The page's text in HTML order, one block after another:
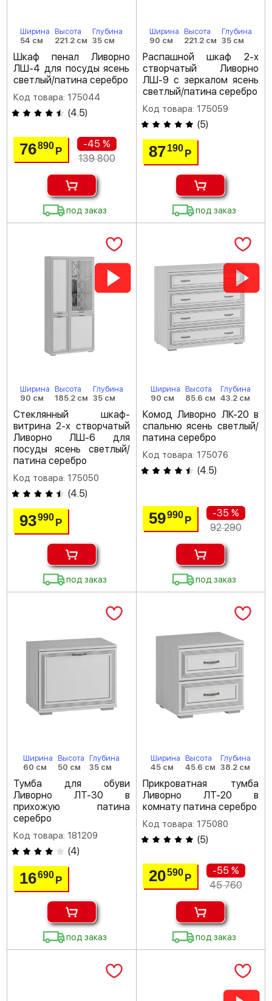
Ширина
54 см
Высота
221.2 см
Глубина
35 см
Шкаф пенал Ливорно
ЛШ-4 для посуды ясень
светлый/патина серебро
Код товара: 175044
(4.5)
76890Р
-45 %
139 800
под заказ
Ширина
90 см
Высота
221.2 см
Глубина
35 см
Распашной шкаф 2-х
створчатый Ливорно
ЛШ-9 с зеркалом ясень
светлый/патина серебро
Код товара: 175059
(5)
87 190 Р
под заказ
Ширина
90 см
Высота
185.2 см
Глубина
35 см
Стеклянный шкаф-
витрина 2-х створчатый
Ливорно ЛШ-6 для
посуды ясень светлый/
патина серебро
Код товара: 175050
(4.5)
93990Р
под заказ
Ширина
90 см
Высота
85.6 см
Глубина
43.2 см
Комод Ливорно ЛК-20 в
спальню ясень светлый/
патина серебро
Код товара: 175076
(4.5)
59990 Р
-35 %
92 290
под заказ
Ширина
60 см
Высота
50 см
Глубина
35 см
Тумба для обуви
Ливорно ЛТ-30 в
прихожую патина
серебро
Код товара: 181209
(4)
16690Р
под заказ
Ширина
45 см
Высота
45.6 см
Глубина
38.2 см
Прикроватная тумба
Ливорно ЛТ-20 в
комнату патина серебро
Код товара: 175080
(5)
20590 Р
-55 %
45 760
под заказ